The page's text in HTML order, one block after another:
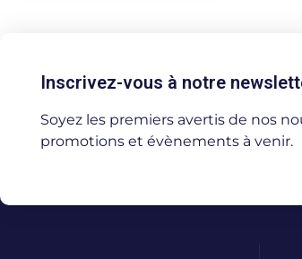
Inscrivez-vous à notre
Soyez les premiers avertis de nos
promotions et évènements à venir.